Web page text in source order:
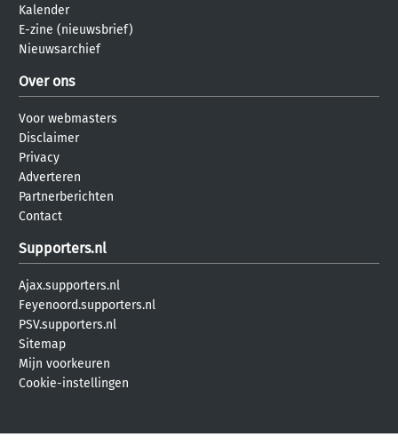
Kalender
E-zine (nieuwsbrief)
Nieuwsarchief
Over ons
Voor webmasters
Disclaimer
Privacy
Adverteren
Partnerberichten
Contact
Supporters.nl
Ajax.supporters.nl
Feyenoord.supporters.nl
PSV.supporters.nl
Sitemap
Mijn voorkeuren
Cookie-instellingen